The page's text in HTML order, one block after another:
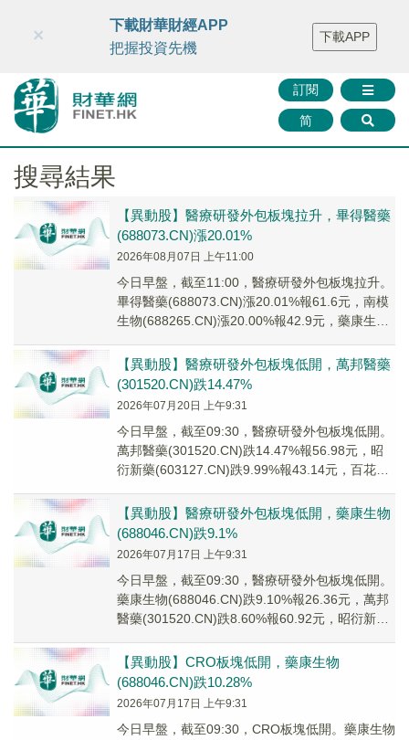
財華智庫網 FINTV FINMETA 財華證券 媒體矩陣
智庫沙龍
聯絡我們
訂閱
简
×
下載財華財經APP
把握投資先機
下載APP
搜尋結果
【異動股】醫療研發外包板塊拉升，畢得醫藥
(688073.CN)漲20.01%
2026年08月07日 上午11:00
今日早盤，截至11:00，醫療研發外包板塊拉升。
畢得醫藥(688073.CN)漲20.01%報61.6元，南模
生物(688265.CN)漲20.00%報42.9元，藥康生物
【異動股】醫療研發外包板塊低開，萬邦醫藥
(301520.CN)跌14.47%
2026年07月20日 上午9:31
今日早盤，截至09:30，醫療研發外包板塊低開。
萬邦醫藥(301520.CN)跌14.47%報56.98元，昭
衍新藥(603127.CN)跌9.99%報43.14元，百花醫
【異動股】醫療研發外包板塊低開，藥康生物
(688046.CN)跌9.1%
2026年07月17日 上午9:31
今日早盤，截至09:30，醫療研發外包板塊低開。
藥康生物(688046.CN)跌9.10%報26.36元，萬邦
醫藥(301520.CN)跌8.60%報60.92元，昭衍新藥
【異動股】CRO板塊低開，藥康生物
(688046.CN)跌10.28%
2026年07月17日 上午9:31
今日早盤，截至09:30，CRO板塊低開。藥康生物